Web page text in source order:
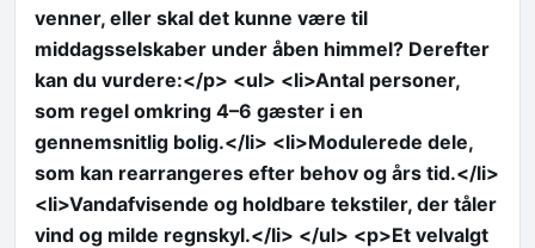
venner, eller skal det kunne være til
middagsselskaber under åben himmel? Derefter
kan du vurdere:</p> <ul> <li>Antal personer,
som regel omkring 4–6 gæster i en
gennemsnitlig bolig.</li> <li>Modulerede dele,
som kan rearrangeres efter behov og års tid.</li>
<li>Vandafvisende og holdbare tekstiler, der tåler
vind og milde regnskyl.</li> </ul> <p>Et velvalgt